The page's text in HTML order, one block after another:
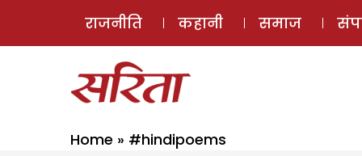
राजनीति कहानी समाज
Home » #hindipoems